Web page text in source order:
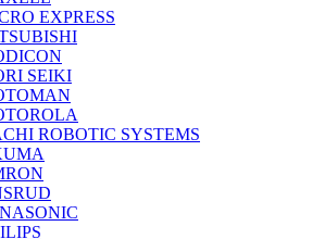
EXPRESS
SEIKI
ROBOTIC SYSTEMS